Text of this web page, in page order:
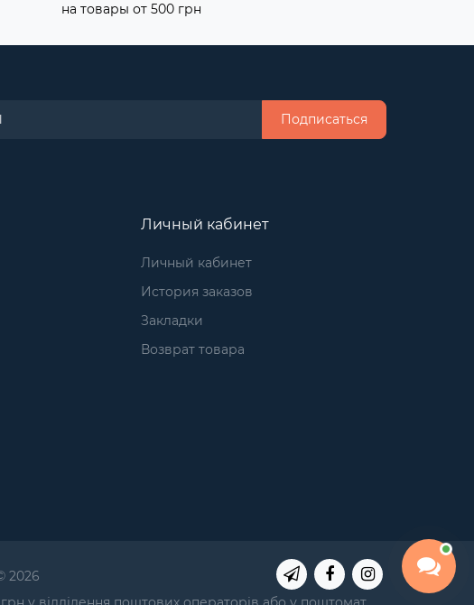
на товары от 500 грн
Подписаться
Личный кабинет
Личный кабинет
История заказов
Закладки
Возврат товара
2026